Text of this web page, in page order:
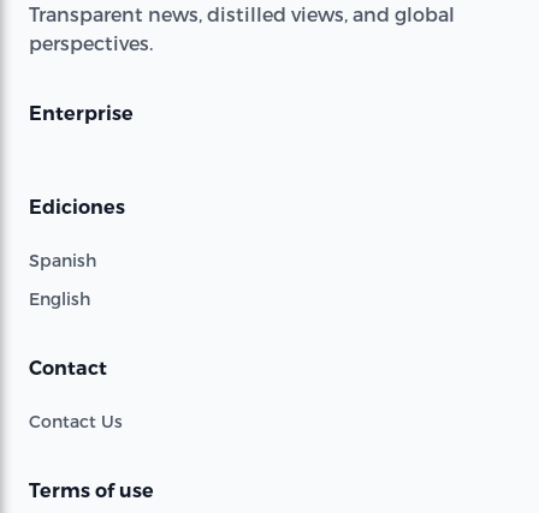
Transparent news, distilled views, and global
perspectives.
Enterprise
Ediciones
Spanish
English
Contact
Contact Us
Terms of use